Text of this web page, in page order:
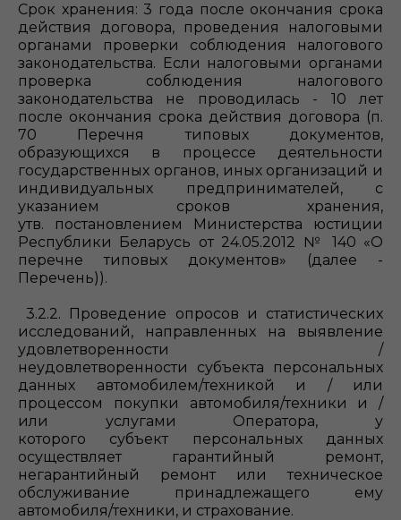
Срок хранения: 3 года после окончания срока
действия договора, проведения налоговыми
органами проверки соблюдения налогового
законодательства. Если налоговыми органами
проверка соблюдения налогового
законодательства не проводилась - 10 лет
после окончания срока действия договора (п.
70 Перечня типовых документов,
образующихся в процессе деятельности
государственных органов, иных организаций и
индивидуальных предпринимателей, с
указанием сроков хранения,
утв. постановлением Министерства юстиции
Республики Беларусь от 24.05.2012 № 140 «О
перечне типовых документов» (далее -
Перечень)).
3.2.2. Проведение опросов и статистических
исследований, направленных на выявление
удовлетворенности /
неудовлетворенности субъекта персональных
данных автомобилем/техникой и / или
процессом покупки автомобиля/техники и /
или услугами Оператора, у
которого субъект персональных данных
осуществляет гарантийный ремонт,
негарантийный ремонт или техническое
обслуживание принадлежащего ему
автомобиля/техники, и страхование.